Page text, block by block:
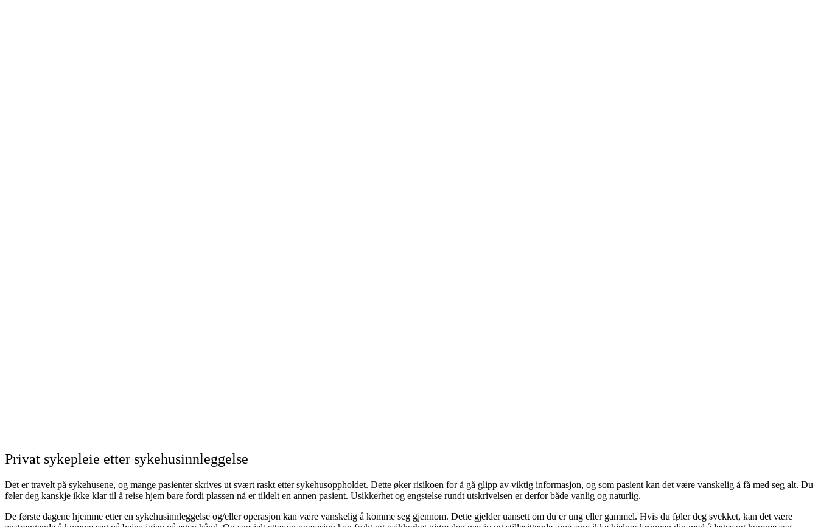
Privat sykepleie etter sykehusinnleggelse
Det er travelt på sykehusene, og mange pasienter skrives ut svært raskt etter sykehusoppholdet. Dette øker risikoen for å gå glipp av viktig informasjon, og som pasient kan det være vanskelig å få med seg alt. Du
føler deg kanskje ikke klar til å reise hjem bare fordi plassen nå er tildelt en annen pasient. Usikkerhet og engstelse rundt utskrivelsen er derfor både vanlig og naturlig.
De første dagene hjemme etter en sykehusinnleggelse og/eller operasjon kan være vanskelig å komme seg gjennom. Dette gjelder uansett om du er ung eller gammel. Hvis du føler deg svekket, kan det være